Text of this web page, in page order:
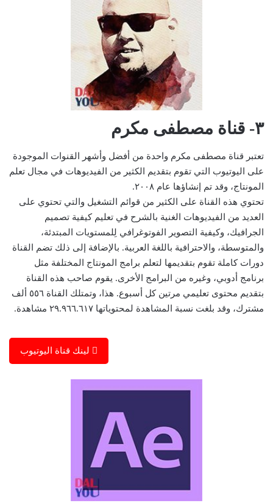
٣- قناة مصطفى مكرم
تعتبر قناة مصطفى مكرم واحدة من أفضل وأشهر القنوات الموجودة
على اليوتيوب التي تقوم بتقديم الكثير من الفيديوهات في مجال تعلم
المونتاج، وقد تم إنشاؤها عام ٢٠٠٨.
تحتوي هذه القناة على الكثير من قوائم التشغيل والتي تحتوي على
العديد من الفيديوهات الغنية بالشرح في تعليم كيفية تصميم
الجرافيك، وكيفية التصوير الفوتوغرافي لِلمستويات المبتدئة،
والمتوسطة، والاحترافية باللغة العربية. بالإضافة إلى ذلك تضم القناة
دورات كاملة تقوم بتقديمها لتعلم برامج المونتاج المختلفة مثل
برنامج أدوبي، وغيره من البرامج الأخرى. يقوم صاحب هذه القناة
بتقديم محتوى تعليمي مرتين كل أسبوع. هذا، وتمتلك القناة ٥٥٦ ألف
مشترك، وقد بلغت نسبة المشاهدة لمحتوياتها ٢٩.٩٦٦.٦١٧ مشاهدة.
لينك قناة اليوتيوب